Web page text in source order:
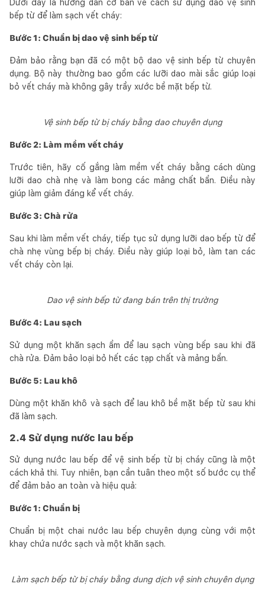
Dưới đây là hướng dẫn cơ bản về cách sử dụng dao vệ sinh
bếp từ để làm sạch vết cháy:
Bước 1: Chuẩn bị dao vệ sinh bếp từ
Đảm bảo rằng bạn đã có một bộ dao vệ sinh bếp từ chuyên
dụng. Bộ này thường bao gồm các lưỡi dao mài sắc giúp loại
bỏ vết cháy mà không gây trầy xước bề mặt bếp từ.
Vệ sinh bếp từ bị cháy bằng dao chuyên dụng
Bước 2: Làm mềm vết cháy
Trước tiên, hãy cố gắng làm mềm vết cháy bằng cách dùng
lưỡi dao chà nhẹ và làm bong các mảng chất bẩn. Điều này
giúp làm giảm đáng kể vết cháy.
Bước 3: Chà rửa
Sau khi làm mềm vết cháy, tiếp tục sử dụng lưỡi dao bếp từ để
chà nhẹ vùng bếp bị cháy. Điều này giúp loại bỏ, làm tan các
vết cháy còn lại.
Dao vệ sinh bếp từ đang bán trên thị trường
Bước 4: Lau sạch
Sử dụng một khăn sạch ẩm để lau sạch vùng bếp sau khi đã
chà rửa. Đảm bảo loại bỏ hết các tạp chất và mảng bẩn.
Bước 5: Lau khô
Dùng một khăn khô và sạch để lau khô bề mặt bếp từ sau khi
đã làm sạch.
2.4 Sử dụng nước lau bếp
Sử dụng nước lau bếp để vệ sinh bếp từ bị cháy cũng là một
cách khả thi. Tuy nhiên, bạn cần tuân theo một số bước cụ thể
để đảm bảo an toàn và hiệu quả:
Bước 1: Chuẩn bị
Chuẩn bị một chai nước lau bếp chuyên dụng cùng với một
khay chứa nước sạch và một khăn sạch.
Làm sạch bếp từ bị cháy bằng dung dịch vệ sinh chuyên dụng